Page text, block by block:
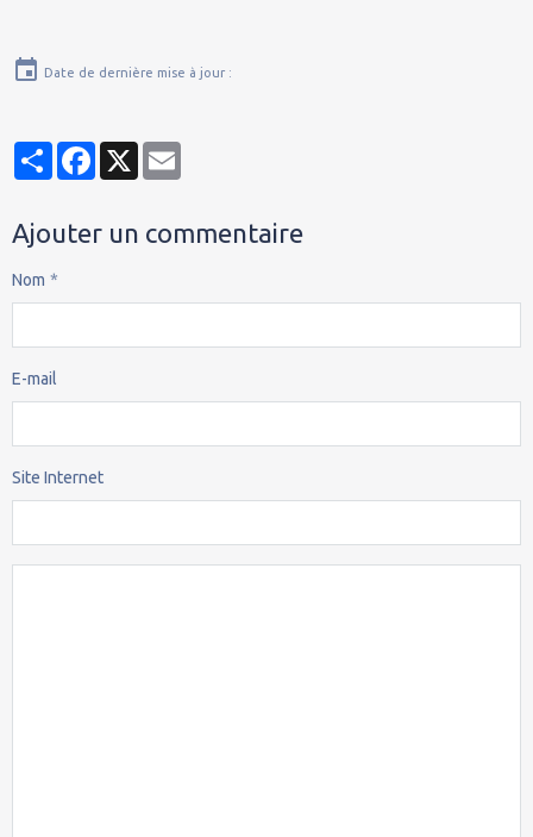
Date de dernière mise à jour :
PartagerFacebook
X
Ajouter un commentaire
Nom
E-mail
Site Internet